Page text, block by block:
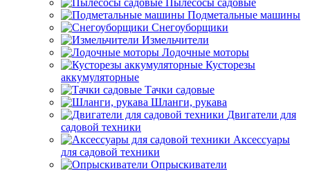
Пылесосы садовые
Подметальные машины
Снегоуборщики
Измельчители
Лодочные моторы
Кусторезы
аккумуляторные
Тачки садовые
Шланги, рукава
Двигатели для
садовой техники
Аксессуары
для садовой техники
Опрыскиватели